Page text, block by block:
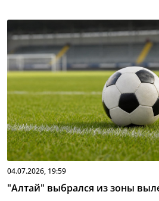
04.07.2026, 19:59
"Алтай" выбрался из зоны